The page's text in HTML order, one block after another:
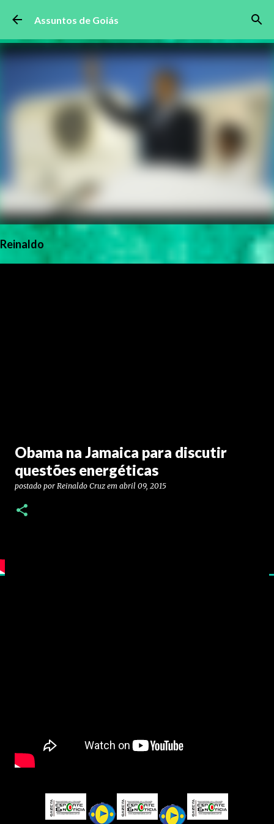
Pular para o conteúdo principal
Assuntos de Goiás
Reinaldo
Obama na Jamaica para discutir
questões energéticas
postado por Reinaldo Cruz em abril 09, 2015